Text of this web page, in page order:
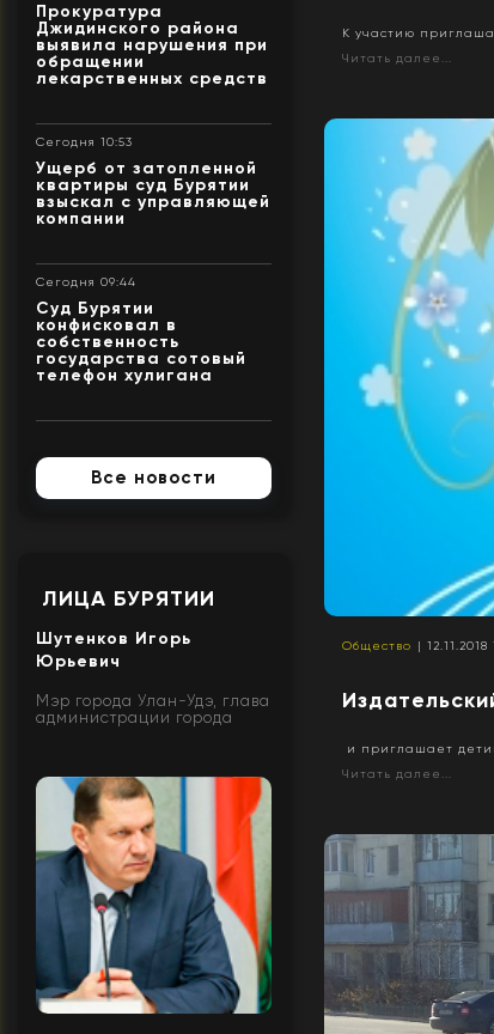
Прокуратура
Джидинского района
выявила нарушения при
обращении
лекарственных средств
Сегодня 10:53
Ущерб от затопленной
квартиры суд Бурятии
взыскал с управляющей
компании
Сегодня 09:44
Суд Бурятии
конфисковал в
собственность
государства сотовый
телефон хулигана
Все новости
ЛИЦА БУРЯТИИ
Шутенков Игорь
Юрьевич
Мэр города Улан-Удэ, глава
администрации города
К участию
Читать далее...
Общество | 12.11.2018
и приглашает
Читать далее...